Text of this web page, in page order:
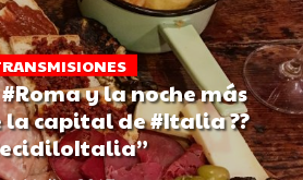
y la noche más
capital de #Italia ??